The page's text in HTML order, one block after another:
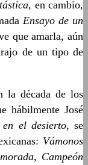
en cambio,
Ensayo de un
que amarla, aún
de un tipo de
la década de los
hábilmente José
el desierto, se
Vámonos
Campeón